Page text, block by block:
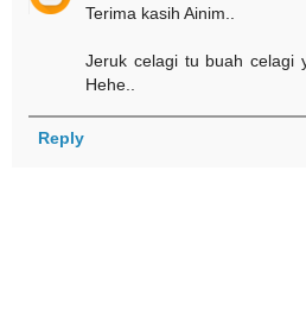
Terima kasih Ainim..
Jeruk celagi tu buah celagi
Hehe..
Reply